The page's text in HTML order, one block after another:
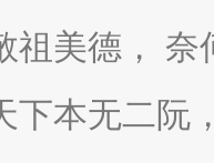
祖美德，
下本无二阮